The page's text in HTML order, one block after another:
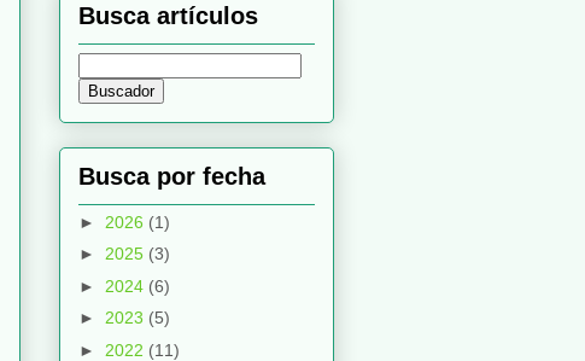
Busca artículos
Busca por fecha
► 2026 (1)
► 2025 (3)
► 2024 (6)
► 2023 (5)
► 2022 (11)